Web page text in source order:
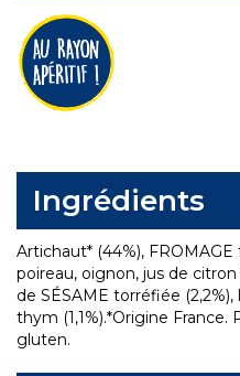
Ingrédients
Artichaut* (44%), FROMAGE
poireau, oignon, jus de
de SÉSAME torréfiée (2,2%),
thym (1,1%).*Origine
gluten.